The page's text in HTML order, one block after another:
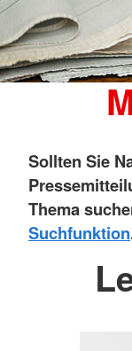
Sollten Sie
Thema
Suchfunktion